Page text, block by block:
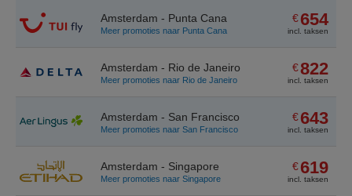
Amsterdam - Punta Cana
Meer promoties naar Punta Cana
€654
incl. taksen
Amsterdam - Rio de Janeiro
Meer promoties naar Rio de Janeiro
€822
incl. taksen
Amsterdam - San Francisco
Meer promoties naar San Francisco
€643
incl. taksen
Amsterdam - Singapore
Meer promoties naar Singapore
€619
incl. taksen